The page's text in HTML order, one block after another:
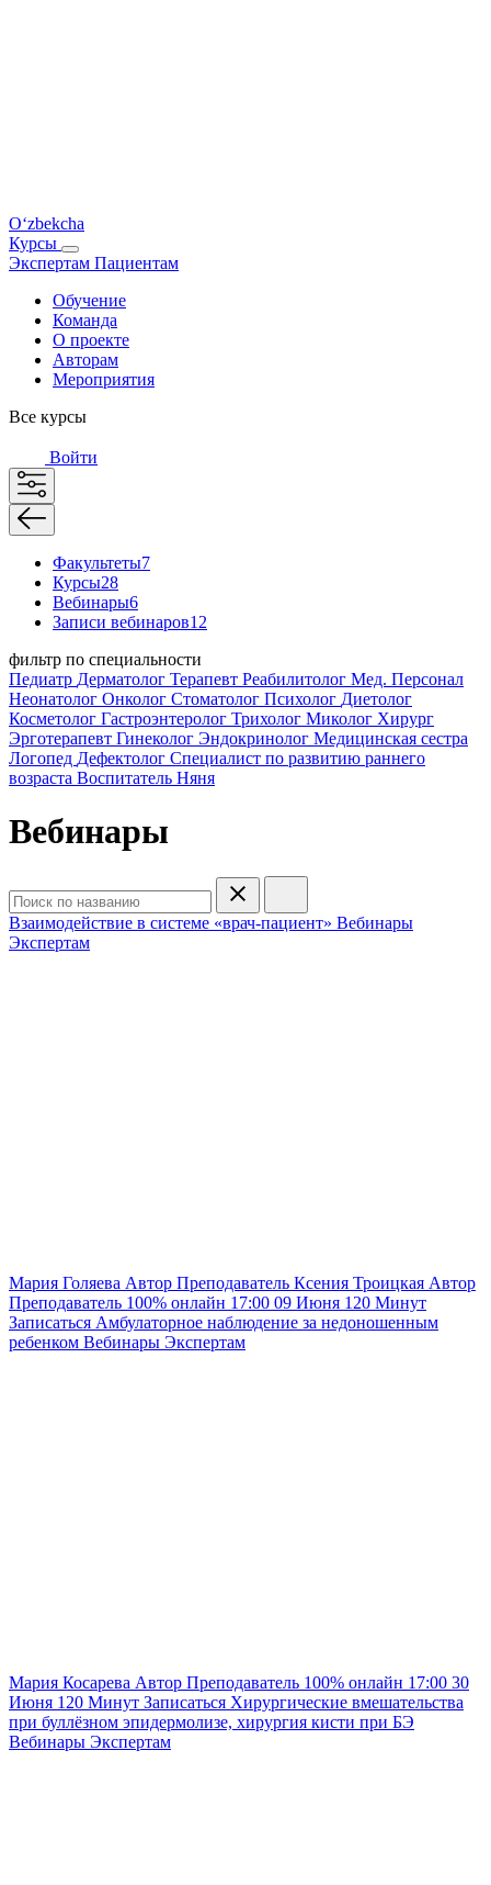
O‘zbekcha
Курсы
Экспертам Пациентам
Обучение
Команда
О проекте
Авторам
Мероприятия
Все курсы
Войти
Факультеты7
Курсы28
Вебинары6
Записи вебинаров12
фильтр по специальности
Педиатр Дерматолог Терапевт Реабилитолог Мед. Персонал
Неонатолог Онколог Стоматолог Психолог Диетолог
Косметолог Гастроэнтеролог Трихолог Миколог Хирург
Эрготерапевт Гинеколог Эндокринолог Медицинская сестра
Логопед Дефектолог Специалист по развитию раннего
возраста Воспитатель Няня
Вебинары
Взаимодействие в системе «врач-пациент» Вебинары
Экспертам
Мария Голяева Автор Преподаватель Ксения Троицкая Автор
Преподаватель 100% онлайн 17:00 09 Июня 120 Минут
Записаться Амбулаторное наблюдение за недоношенным
ребенком Вебинары Экспертам
Мария Косарева Автор Преподаватель 100% онлайн 17:00 30
Июня 120 Минут Записаться Хирургические вмешательства
при буллёзном эпидермолизе, хирургия кисти при БЭ
Вебинары Экспертам